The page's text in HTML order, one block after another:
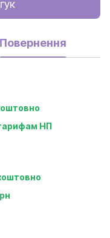
Повернення
НП